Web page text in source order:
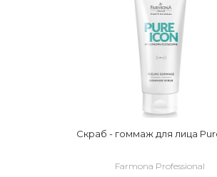
Скраб - гоммаж для лица
Farmona Professional